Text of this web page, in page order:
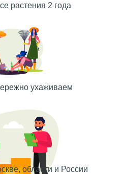
растения 2 года
ухаживаем
области и России